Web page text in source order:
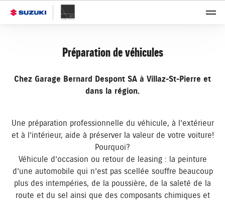
Préparation de véhicules
Chez Garage Bernard Despont SA à Villaz-St-Pierre et
dans la région.
Une préparation professionnelle du véhicule, à l’extérieur
et à l’intérieur, aide à préserver la valeur de votre voiture!
Pourquoi?
Véhicule d’occasion ou retour de leasing : la peinture
d’une automobile qui n’est pas scellée souffre beaucoup
plus des intempéries, de la poussière, de la saleté de la
route et du sel ainsi que des composants chimiques et